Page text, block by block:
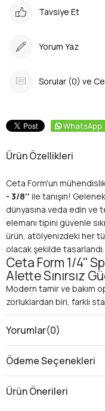
Tavsiye Et
Yorum Yaz
Sorular (0) ve
WhatsApp
Ürün Özellikleri
Ceta Form'un
- 3/8'' ile tanışın!
dünyasına veda edin ve
elemanı tipini güvenle
ürün, atölyenizdeki her
olacak şekilde tasarlandı.
Ceta Form 1/4''
Alette Sınırsız
Modern tamir ve bakım
zorluklardan biri, farklı
sürekli lokma
yenilikçiSpline lokma
12 köşeli (çokgen)
somunlarla tam uyum
tahrik boyutu ise, bu çok
Yorumlar(0)
Ödeme Seçenekleri
Ürün Önerileri